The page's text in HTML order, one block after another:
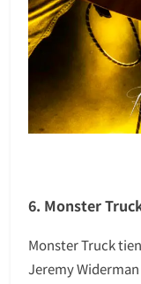
6. Monster
Monster Truck
Jeremy